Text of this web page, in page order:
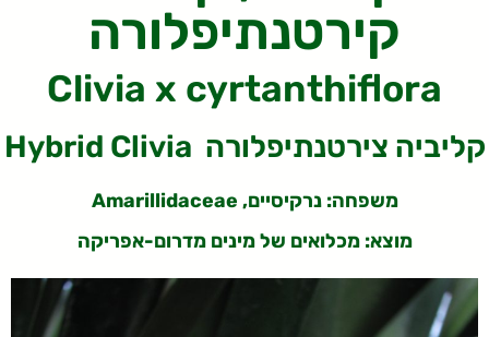
קירטנתיפלורה
Clivia x cyrtanthiflora
Hybrid Clivia קליביה צירטנתיפלורה
משפחה: נרקיסיים, Amarillidaceae
מוצא: מכלואים של מינים מדרום-אפריקה